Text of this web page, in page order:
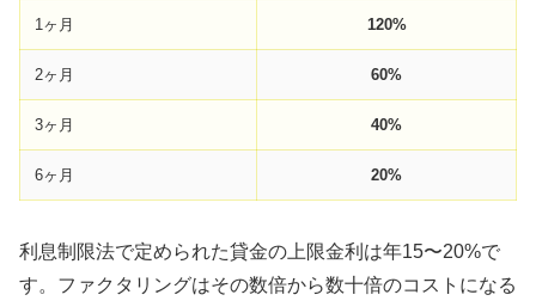
1ヶ月 120%
2ヶ月 60%
3ヶ月 40%
6ヶ月 20%
利息制限法で定められた貸金の上限金利は年15〜20%で
す。ファクタリングはその数倍から数十倍のコストになる